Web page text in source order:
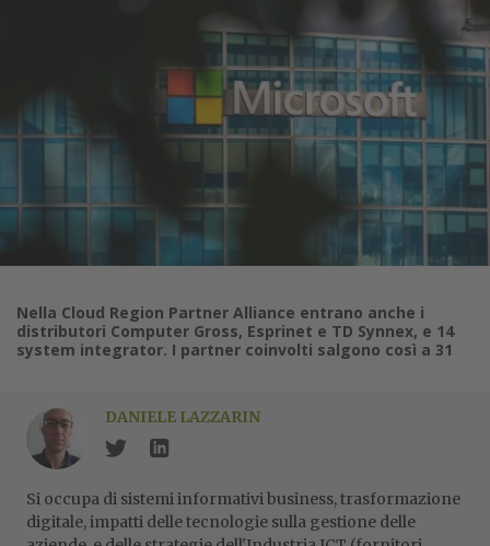
Nella Cloud Region Partner Alliance entrano anche i
distributori Computer Gross, Esprinet e TD Synnex, e 14
system integrator. I partner coinvolti salgono così a 31
DANIELE LAZZARIN
Si occupa di sistemi informativi business, trasformazione
digitale, impatti delle tecnologie sulla gestione delle